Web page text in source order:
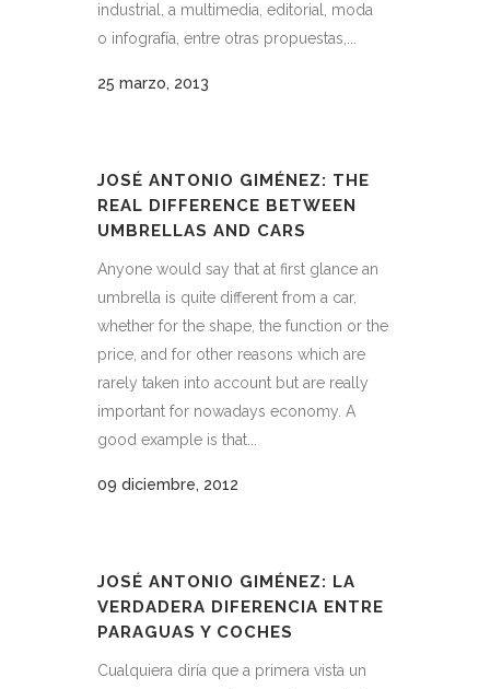
industrial, a multimedia, editorial, moda
o infografía, entre otras propuestas,...
25 marzo, 2013
JOSÉ ANTONIO GIMÉNEZ: THE
REAL DIFFERENCE BETWEEN
UMBRELLAS AND CARS
Anyone would say that at first glance an
umbrella is quite different from a car,
whether for the shape, the function or the
price, and for other reasons which are
rarely taken into account but are really
important for nowadays economy. A
good example is that...
09 diciembre, 2012
JOSÉ ANTONIO GIMÉNEZ: LA
VERDADERA DIFERENCIA ENTRE
PARAGUAS Y COCHES
Cualquiera diría que a primera vista un